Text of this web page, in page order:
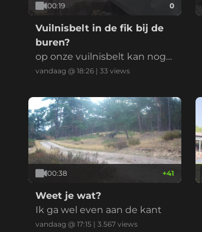
00:19 0
Vuilnisbelt in de fik bij de
buren?
op onze vuilnisbelt kan nog
gewoon gespeeld worden!
vandaag @ 18:26 | 33 views
00:38 +41
Weet je wat?
Ik ga wel even aan de kant
vandaag @ 17:15 | 3.567 views